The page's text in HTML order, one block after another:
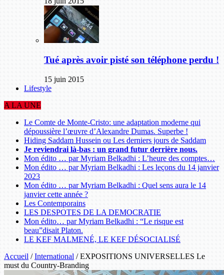
Tué après avoir pisté son téléphone perdu !
15 juin 2015
Lifestyle
A LA UNE
Le Comte de Monte-Cristo: une adaptation moderne qui
dépoussière l’œuvre d’Alexandre Dumas. Superbe !
Hiding Saddam Hussein ou Les derniers jours de Saddam
Je reviendrai là-bas : un grand futur derrière nous.
Mon édito … par Myriam Belkadhi : L’heure des comptes…
Mon édito … par Myriam Belkadhi : Les leçons du 14 janvier
2023
Mon édito … par Myriam Belkadhi : Quel sens aura le 14
janvier cette année ?
Les Contemporains
LES DESPOTES DE LA DEMOCRATIE
Mon édito… par Myriam Belkadhi : “Le risque est
beau”disait Platon.
LE KEF MALMENÉ, LE KEF DÉSOCIALISÉ
Accueil / International / EXPOSITIONS UNIVERSELLES Le
must du Country-Branding